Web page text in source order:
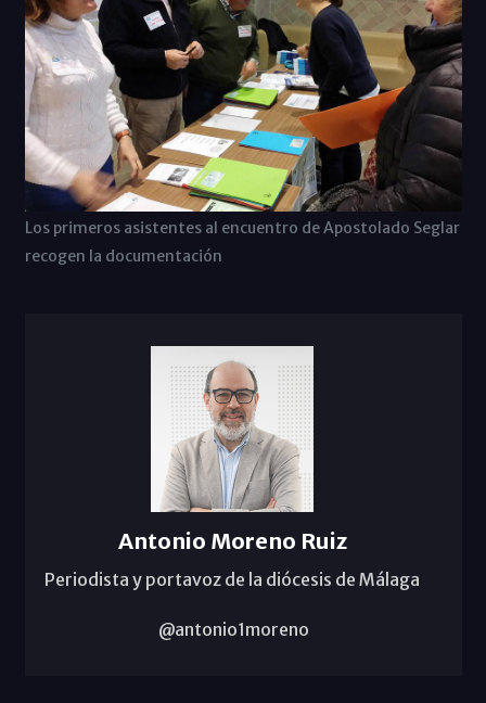
Los primeros asistentes al encuentro de Apostolado Seglar
recogen la documentación
Antonio Moreno Ruiz
Periodista y portavoz de la diócesis de Málaga
@antonio1moreno